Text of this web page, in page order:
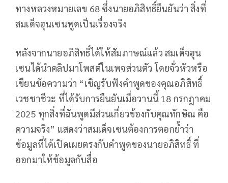
ทางหลวงหมายเลข 68 ซึ่งนายอภิสิทธิ์ยืนยันว่า สิ่งที่
สมเด็จฮุนเซนพูดเป็นเรื่องจริง
หลังจากนายอภิสิทธิ์ได้ให้สัมภาษณ์แล้ว สมเด็จฮุน
เซนได้นำคลิปมาโพสต์ในเพจส่วนตัว โดยจั่วหัวหรือ
เขียนข้อความว่า “เชิญรับฟังคำพูดของคุณอภิสิทธิ์
เวชชาชีวะ ที่ได้รับการยืนยันเมื่อวานนี้ 18 กรกฎาคม
2025 ทุกสิ่งที่ฉันพูดมีส่วนเกี่ยวข้องกับคุณทักษิณ คือ
ความจริง” แสดงว่าสมเด็จเซนต้องการตอกย้ำว่า
ข้อมูลที่ได้เปิดเผยตรงกับคำพูดของนายอภิสิทธิ์ ที่
ออกมาให้ข้อมูลกับสื่อ